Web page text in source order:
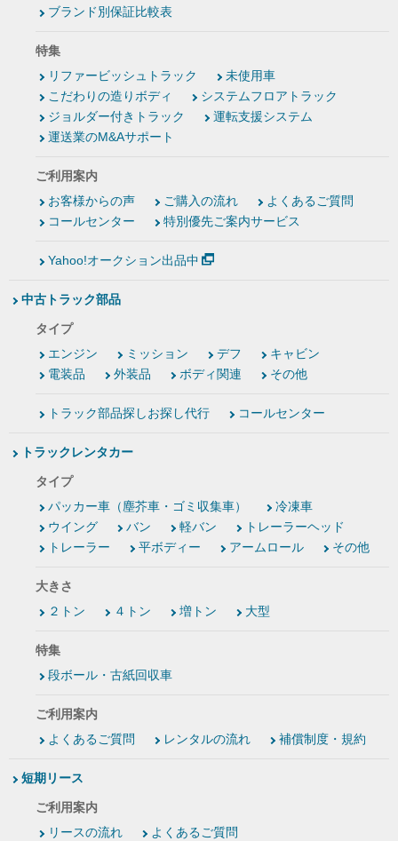
ブランド別保証比較表
特集
リファービッシュトラック
未使用車
こだわりの造りボディ
システムフロアトラック
ジョルダー付きトラック
運転支援システム
運送業のM&Aサポート
ご利用案内
お客様からの声
ご購入の流れ
よくあるご質問
コールセンター
特別優先ご案内サービス
Yahoo!オークション出品中
中古トラック部品
タイプ
エンジン
ミッション デフ
キャビン
電装品
外装品 ボディ関連 その他
トラック部品探しお探し代行 コールセンター
トラックレンタカー
タイプ
パッカー車（塵芥車・ゴミ収集車）
冷凍車
ウイング
バン 軽バン
トレーラーヘッド
トレーラー
平ボディー アームロール その他
大きさ
２トン
４トン 増トン 大型
特集
段ボール・古紙回収車
ご利用案内
よくあるご質問
レンタルの流れ 補償制度・規約
短期リース
ご利用案内
リースの流れ
よくあるご質問